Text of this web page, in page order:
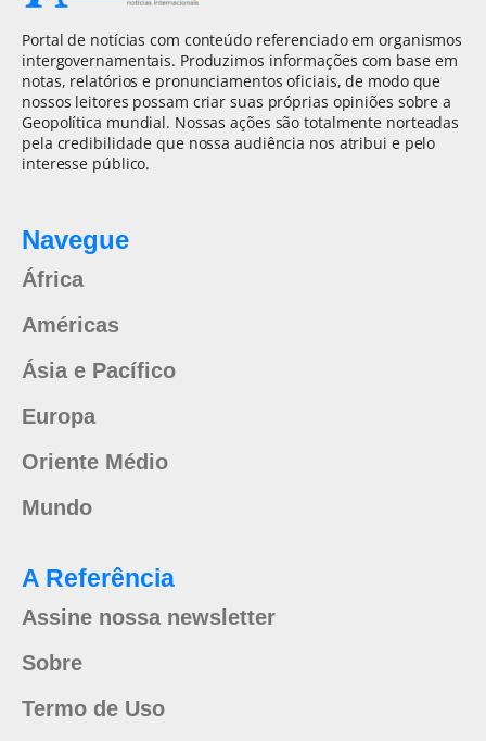
Portal de notícias com conteúdo referenciado em organismos
intergovernamentais. Produzimos informações com base em
notas, relatórios e pronunciamentos oficiais, de modo que
nossos leitores possam criar suas próprias opiniões sobre a
Geopolítica mundial. Nossas ações são totalmente norteadas
pela credibilidade que nossa audiência nos atribui e pelo
interesse público.
Navegue
África
Américas
Ásia e Pacífico
Europa
Oriente Médio
Mundo
A Referência
Assine nossa newsletter
Sobre
Termo de Uso